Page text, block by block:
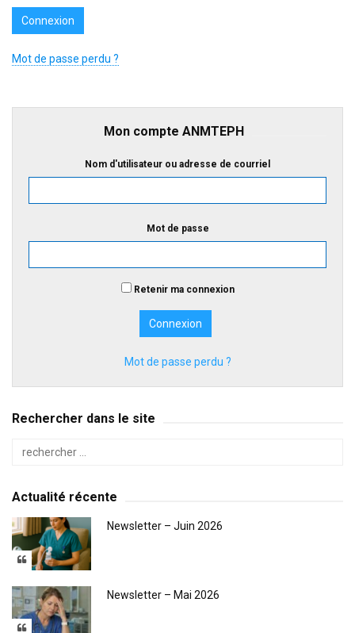
Mot de passe perdu ?
Mon compte ANMTEPH
Nom d'utilisateur ou adresse de courriel
Mot de passe
Retenir ma connexion
Mot de passe perdu ?
Rechercher dans le site
Actualité récente
Newsletter – Juin 2026
Newsletter – Mai 2026